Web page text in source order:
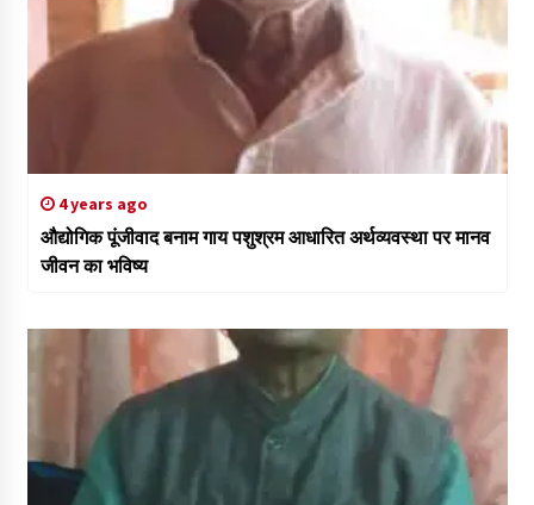
4 years ago
औद्योगिक पूंजीवाद बनाम गाय पशुश्रम आधारित अर्थव्यवस्था पर मानव
जीवन का भविष्य